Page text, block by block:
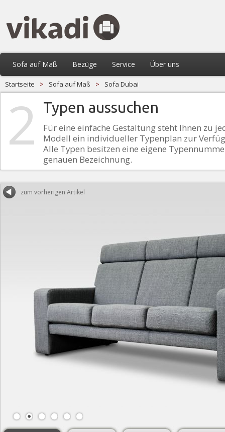
Sofa auf Maß Bezüge Service Über uns
Startseite > Sofa auf Maß > Sofa Dubai
2 Typen aussuchen
Für eine einfache Gestaltung steht Ihnen zu
Modell ein individueller Typenplan zur
Alle Typen besitzen eine eigene
genauen Bezeichnung.
zum vorherigen Artikel